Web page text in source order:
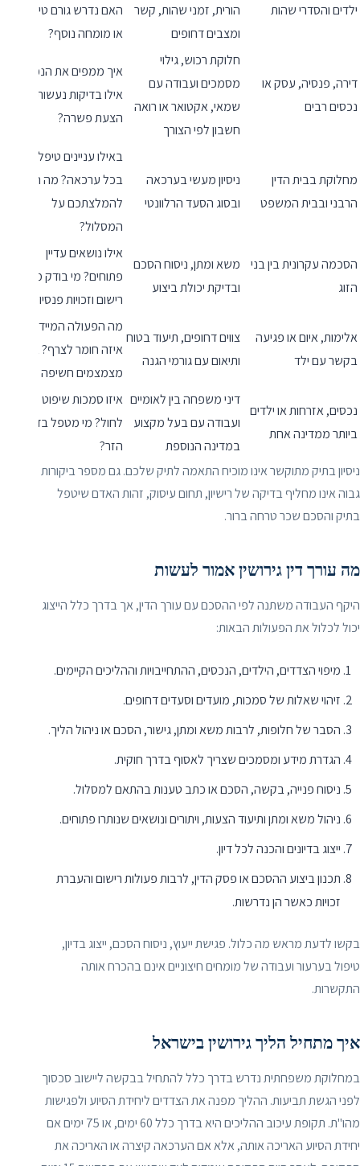
ילדים והסדרי שהות
הורית, זמני שהות, קשר
ומצבים דחופים
האם נדרש גורם טיפולי
או מומחה נוסף?
דירה, פנסיה, עסק או
נכסים רבים
חלוקת רכוש, גילוי
מסמכים ועבודה עם
שמאי, אקטואר או רואה
חשבון לפי הצורך
איך ממפים את הנכסים?
אילו בדיקות נעשות לפני
הצעת פשרה?
מחלוקת בבית הדין
הרבני ובבית המשפט
ניסיון מעשי בערכאה
ובסוג הסעד הרלוונטי
באילו עניינים טיפלתם
בכל ערכאה? מה הבסיס
להמלצתכם על
המסלול?
הסכמה עקרונית בין בני
הזוג
משא ומתן, ניסוח הסכם
ובדיקת יכולת ביצוע
אילו נושאים עדיין
פתוחים? מי בודק מס,
רישום וזכויות פנסיוניות?
אלימות, איום או פגיעה
בקשר עם ילד
צווים דחופים, תיעוד בטוח
ותיאום עם גורמי הגנה
מה הפעולה המיידית?
איזה חומר לצרף? איך
מצמצמים חשיפה וסיכון?
נכסים, אזרחות או ילדים
ביותר ממדינה אחת
דיני משפחה בין לאומיים
ועבודה עם בעל מקצוע
במדינה הנוספת
איזו סמכות שיפוט עשויה
לחול? מי מטפל בדין
הזר?
ניסיון בתיק מתוקשר אינו מוכיח התאמה לתיק שלכם. גם מספר ביקורות
גבוה אינו מחליף בדיקה של רישיון, תחום עיסוק, זהות האדם שיטפל
בתיק והסכם שכר טרחה ברור.
מה עורך דין גירושין אמור לעשות
היקף העבודה משתנה לפי ההסכם עם עורך הדין, אך בדרך כלל הייצוג
יכול לכלול את הפעולות הבאות:
מיפוי הצדדים, הילדים, הנכסים, ההתחייבויות וההליכים הקיימים.
זיהוי שאלות של סמכות, מועדים וסעדים דחופים.
הסבר של חלופות, לרבות משא ומתן, גישור, הסכם או ניהול הליך.
הגדרת מידע ומסמכים שצריך לאסוף בדרך חוקית.
ניסוח פנייה, בקשה, הסכם או כתב טענות בהתאם למסלול.
ניהול משא ומתן ותיעוד הצעות, ויתורים ונושאים שנותרו פתוחים.
ייצוג בדיונים והכנה לכל דיון.
תכנון ביצוע ההסכם או פסק הדין, לרבות פעולות רישום והעברת
זכויות כאשר הן נדרשות.
בקשו לדעת מראש מה כלול. פגישת ייעוץ, ניסוח הסכם, ייצוג בדיון,
טיפול בערעור ועבודה של מומחים חיצוניים אינם בהכרח אותה
התקשרות.
איך מתחיל הליך גירושין בישראל
במחלוקת משפחתית נדרש בדרך כלל להתחיל בבקשה ליישוב סכסוך
לפני הגשת תביעות. ההליך מפנה את הצדדים ליחידת הסיוע ולפגישות
מהו"ת. תקופת עיכוב ההליכים היא בדרך כלל 60 ימים, או 75 ימים אם
יחידת הסיוע האריכה אותה, אלא אם הערכאה קיצרה או האריכה את